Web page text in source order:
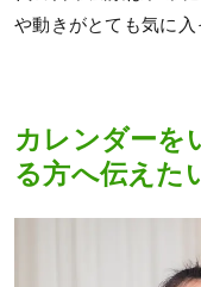
や動きがとても気に入
カレンダーを
る方へ伝えた